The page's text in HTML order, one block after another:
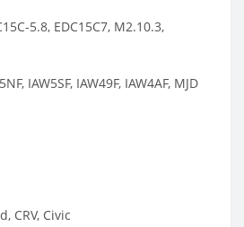
5.8, EDC15C7, M2.10.3,
IAW5SF, IAW49F, IAW4AF, MJD
CRV, Civic